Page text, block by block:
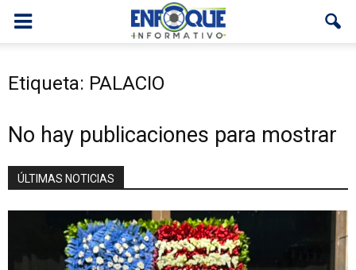
Etiqueta: PALACIO
No hay publicaciones para mostrar
ÚLTIMAS NOTICIAS